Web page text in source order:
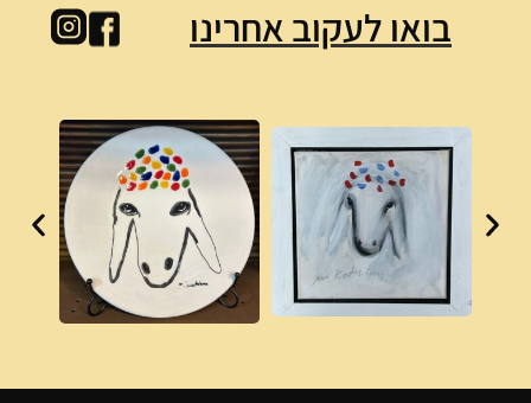
בואו לעקוב אחרינו